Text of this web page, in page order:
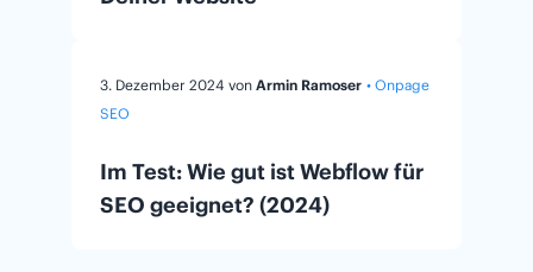
3. Dezember 2024 von Armin Ramoser • Onpage
SEO
Im Test: Wie gut ist Webflow für
SEO geeignet? (2024)